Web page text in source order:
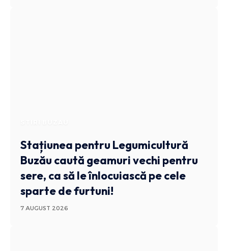
Stațiunea pentru Legumicultură
Buzău caută geamuri vechi pentru
sere, ca să le înlocuiască pe cele
sparte de furtuni!
7 AUGUST 2026